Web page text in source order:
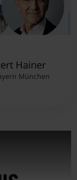
Hainer
München